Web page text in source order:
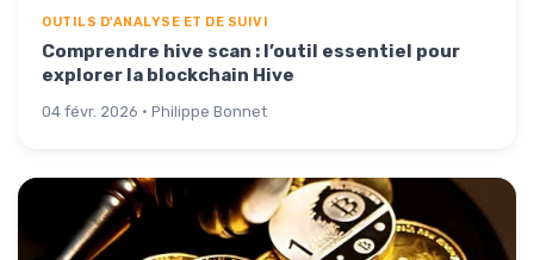
OUTILS D'ANALYSE ET DE SUIVI
Comprendre hive scan : l’outil essentiel pour
explorer la blockchain Hive
04 févr. 2026 · Philippe Bonnet